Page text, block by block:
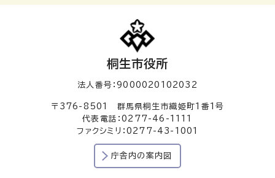
桐生市役所
法人番号：9000020102032
〒376-8501 群馬県桐生市織姫町1番1号
代表電話：0277-46-1111
ファクシミリ：0277-43-1001
庁舎内の案内図